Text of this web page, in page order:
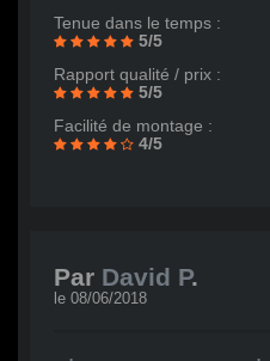
Tenue dans le temps :
5/5
Rapport qualité / prix :
5/5
Facilité de montage :
4/5
Par David P.
le 08/06/2018